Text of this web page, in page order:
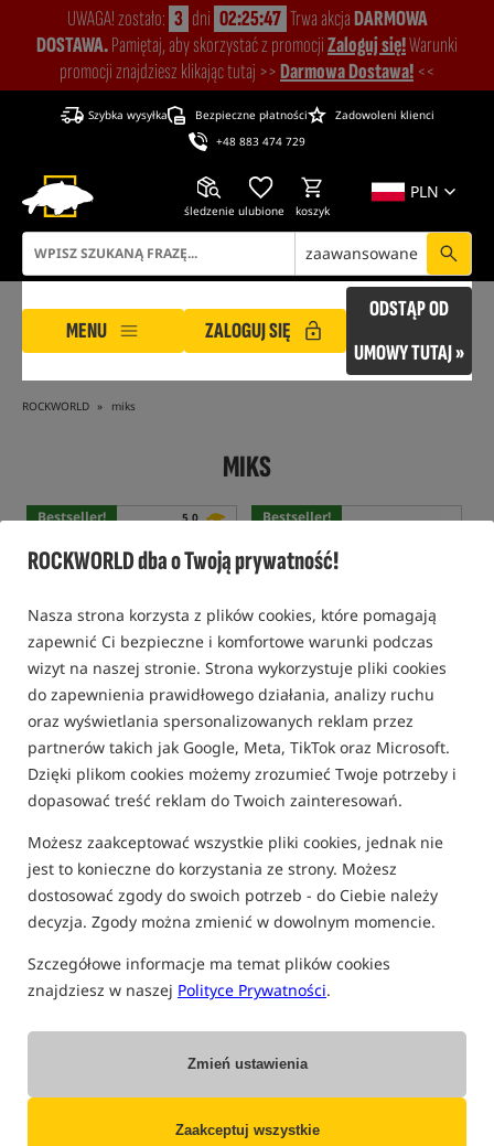
ROCKWORLD dba o Twoją prywatność!
Nasza strona korzysta z plików cookies, które pomagają
zapewnić Ci bezpieczne i komfortowe warunki podczas
wizyt na naszej stronie. Strona wykorzystuje pliki cookies
do zapewnienia prawidłowego działania, analizy ruchu
oraz wyświetlania spersonalizowanych reklam przez
partnerów takich jak Google, Meta, TikTok oraz Microsoft.
Dzięki plikom cookies możemy zrozumieć Twoje potrzeby i
dopasować treść reklam do Twoich zainteresowań.
Możesz zaakceptować wszystkie pliki cookies, jednak nie
jest to konieczne do korzystania ze strony. Możesz
dostosować zgody do swoich potrzeb - do Ciebie należy
decyzja. Zgody można zmienić w dowolnym momencie.
Szczegółowe informacje ma temat plików cookies
znajdziesz w naszej Polityce Prywatności.
Zmień ustawienia
Zaakceptuj wszystkie
UWAGA! zostało: 3 dni 02:25:46 Trwa akcjaDARMOWA
DOSTAWA.Pamiętaj, aby skorzystać z promocjiZaloguj się!Warunki
promocji znajdziesz klikając tutaj >>Darmowa Dostawa! <<
Szybka wysyłka Bezpieczne płatności
Zadowoleni klienci
+48 883 474 729
PLN
śledzenie ulubione koszyk
zaawansowane
MENU ZALOGUJ SIĘ
ODSTĄP OD
UMOWY TUTAJ »
ROCKWORLD miks
MIKS
Bestseller! 5,0
Carp Old School - Mix Ziaren
- Naturalny
Miks ziaren naturalny
17,38
otrzymujesz
KUP
Bestseller!
CcMoore White Pop Up
Making Pack
Miks do kulek pływających Biały
71,99
/ -6%
Min. cena z 30 dni przed
KUP
Bestseller!
CcMoore Pop Up Making
Miks do kulek pływających
5,0
Carp Old School- Mix Ziaren